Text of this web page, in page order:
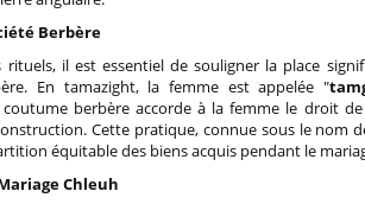
Berbère
il est essentiel de souligner la place
En tamazight, la femme est appelée "
berbère accorde à la femme le droit
Cette pratique, connue sous le nom
équitable des biens acquis pendant le
Chleuh